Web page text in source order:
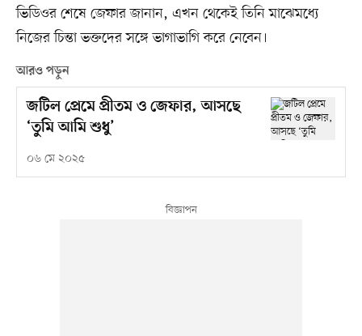
ভিডিওর শেষে জেফার জানান, এখন থেকেই তিনি মাঝেমধ্যে
নিজের চিন্তা ভক্তদের সঙ্গে ভাগাভাগি করে নেবেন।
আরও পড়ুন
জটিল প্রেমে প্রীতম ও জেফার, আসছে
‘তুমি আমি শুধু’
০৬ মে ২০২৫